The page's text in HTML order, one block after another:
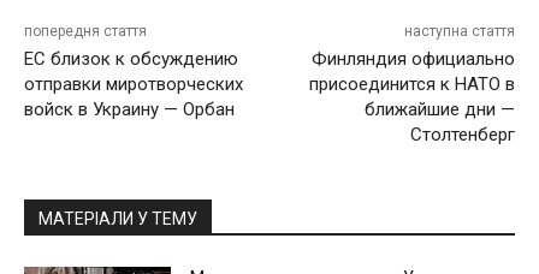
попередня стаття
ЕС близок к обсуждению
отправки миротворческих
войск в Украину — Орбан
наступна стаття
Финляндия официально
присоединится к НАТО в
ближайшие дни —
Столтенберг
МАТЕРІАЛИ У ТЕМУ